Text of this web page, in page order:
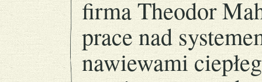
firma Theodor
prace nad
nawiewami